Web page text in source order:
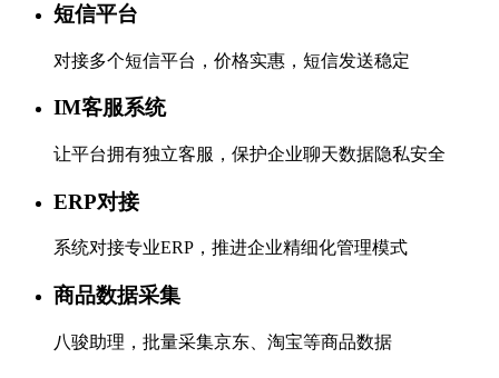
短信平台
对接多个短信平台，价格实惠，短信发送稳定
IM客服系统
让平台拥有独立客服，保护企业聊天数据隐私安全
ERP对接
系统对接专业ERP，推进企业精细化管理模式
商品数据采集
八骏助理，批量采集京东、淘宝等商品数据